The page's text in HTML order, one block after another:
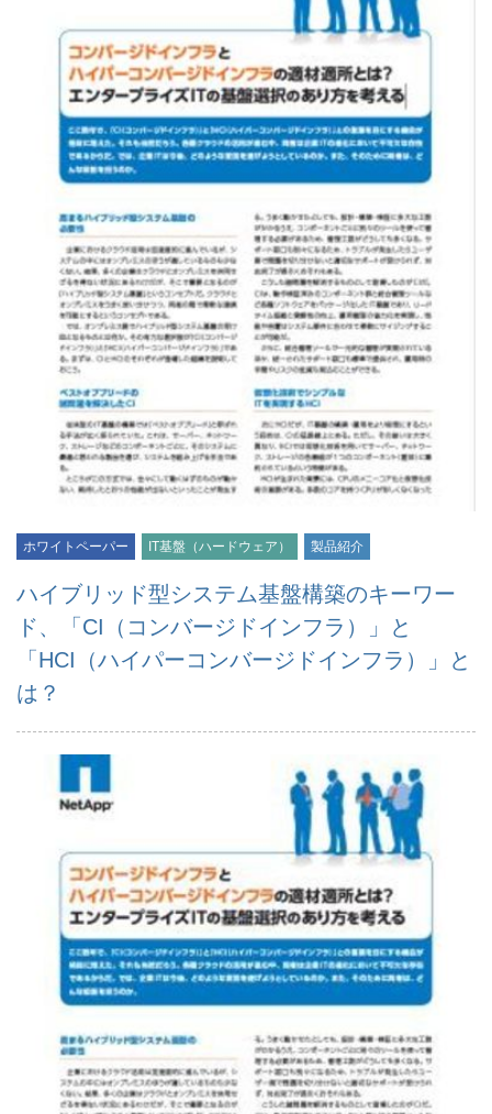
ホワイトペーパー IT基盤（ハードウェア） 製品紹介
ハイブリッド型システム基盤構築のキーワー
ド、「CI（コンバージドインフラ）」と
「HCI（ハイパーコンバージドインフラ）」と
は？